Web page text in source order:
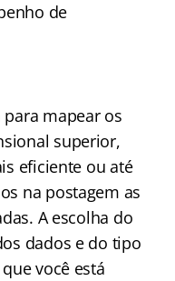
de
mapear os
superior,
eficiente ou até
na postagem as
A escolha do
dados e do tipo
você está